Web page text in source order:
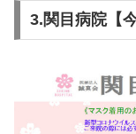
3.関目病院【